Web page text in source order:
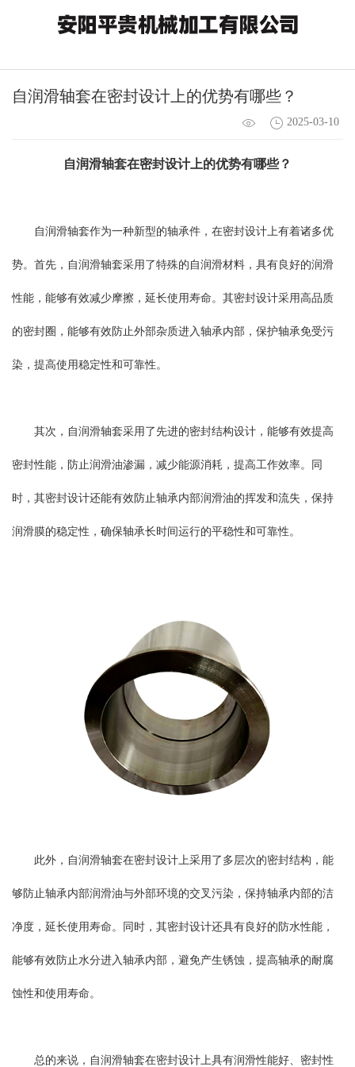
自润滑轴套在密封设计上的优势有哪些？
2025-03-10
自润滑轴套在密封设计上的优势有哪些？
自润滑轴套作为一种新型的轴承件，在密封设计上有着诸多优
势。首先，自润滑轴套采用了特殊的自润滑材料，具有良好的润滑
性能，能够有效减少摩擦，延长使用寿命。其密封设计采用高品质
的密封圈，能够有效防止外部杂质进入轴承内部，保护轴承免受污
染，提高使用稳定性和可靠性。
其次，自润滑轴套采用了先进的密封结构设计，能够有效提高
密封性能，防止润滑油渗漏，减少能源消耗，提高工作效率。同
时，其密封设计还能有效防止轴承内部润滑油的挥发和流失，保持
润滑膜的稳定性，确保轴承长时间运行的平稳性和可靠性。
此外，自润滑轴套在密封设计上采用了多层次的密封结构，能
够防止轴承内部润滑油与外部环境的交叉污染，保持轴承内部的洁
净度，延长使用寿命。同时，其密封设计还具有良好的防水性能，
能够有效防止水分进入轴承内部，避免产生锈蚀，提高轴承的耐腐
蚀性和使用寿命。
总的来说，自润滑轴套在密封设计上具有润滑性能好、密封性